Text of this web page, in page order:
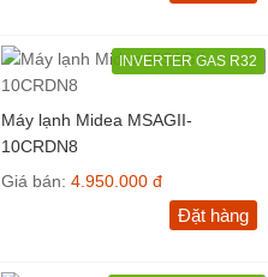
INVERTER GAS R32
Máy lạnh Midea MSAGII-
10CRDN8
Giá bán: 4.950.000 đ
Đặt hàng